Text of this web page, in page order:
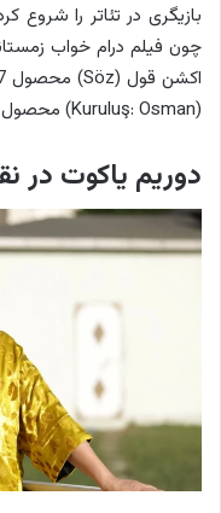
بازیگری در تئاتر را شروع
(Kuruluş: Osman) محصول 2019 تا کنون شناخته می‌شود.
دوریم یاکوت در